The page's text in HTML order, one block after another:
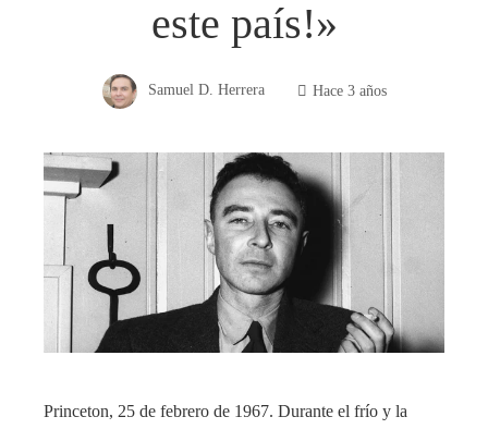
este país!»
Samuel D. Herrera Hace 3 años
Princeton, 25 de febrero de 1967. Durante el frío y la